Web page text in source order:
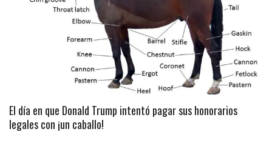
El día en que Donald Trump intentó pagar sus honorarios
legales con ¡un caballo!